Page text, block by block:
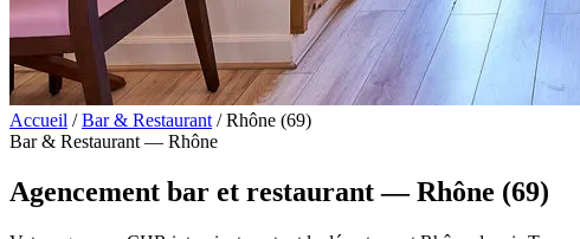
Accueil / Bar & Restaurant / Rhône (69)
Bar & Restaurant — Rhône
Agencement bar et restaurant — Rhône (69)